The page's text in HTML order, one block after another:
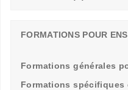
FORMATIONS POUR
Formations générales
Formations